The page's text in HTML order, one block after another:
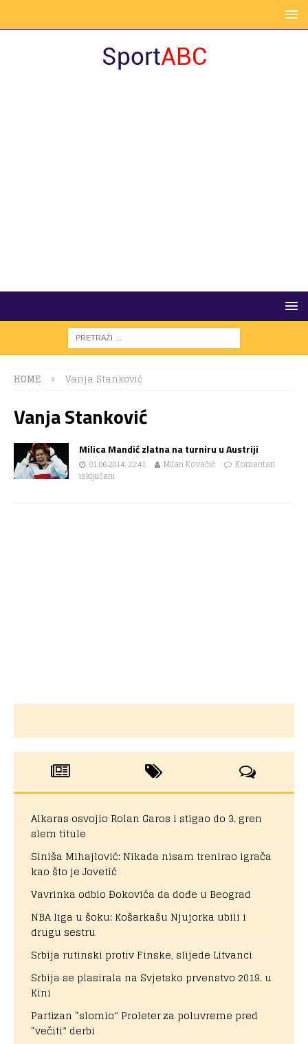
HOME Vanja Stanković
Vanja Stanković
Milica Mandić zlatna na turniru u Austriji
01.06.2014. 22:41 Milan Kovačić
Komentari
isključeni
Alkaras osvojio Rolan Garos i stigao do 3. gren
slem titule
Siniša Mihajlović: Nikada nisam trenirao igrača
kao što je Jovetić
Vavrinka odbio Đokovića da dođe u Beograd
NBA liga u šoku: Košarkašu Njujorka ubili i
drugu sestru
Srbija rutinski protiv Finske, slijede Litvanci
Srbija se plasirala na Svjetsko prvenstvo 2019. u
Kini
Partizan “slomio” Proleter za poluvreme pred
“večiti” derbi